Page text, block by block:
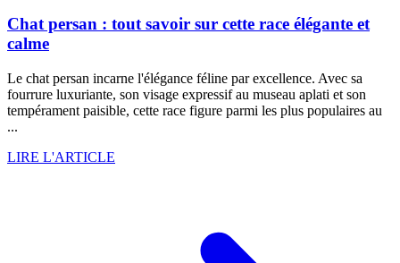
Chat persan : tout savoir sur cette race élégante et
calme
Le chat persan incarne l'élégance féline par excellence. Avec sa
fourrure luxuriante, son visage expressif au museau aplati et son
tempérament paisible, cette race figure parmi les plus populaires au
...
LIRE L'ARTICLE